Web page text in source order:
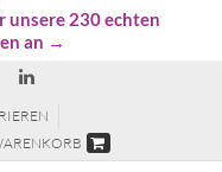
unsere 230 echten
an →